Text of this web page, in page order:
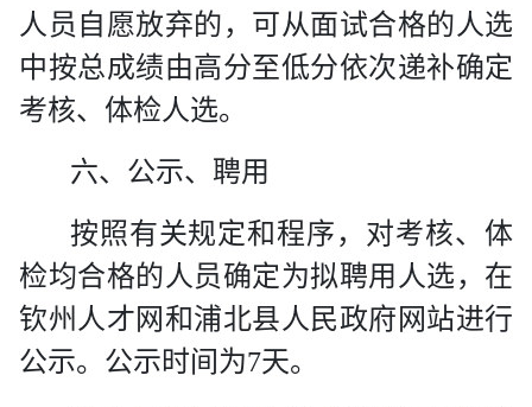
人员自愿放弃的，可从面试合格的人选
中按总成绩由高分至低分依次递补确定
考核、体检人选。
六、公示、聘用
按照有关规定和程序，对考核、体
检均合格的人员确定为拟聘用人选，在
钦州人才网和浦北县人民政府网站进行
公示。公示时间为7天。